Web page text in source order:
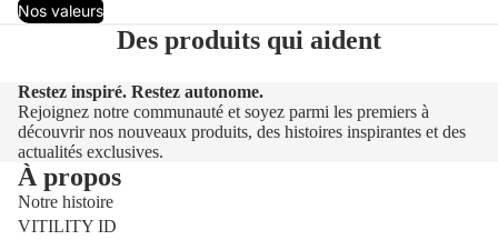
Nos valeurs
Des produits qui aident
Restez inspiré. Restez autonome.
Rejoignez notre communauté et soyez parmi les premiers à
découvrir nos nouveaux produits, des histoires inspirantes et des
actualités exclusives.
À propos
Notre histoire
VITILITY ID